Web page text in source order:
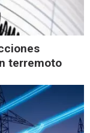
terremoto